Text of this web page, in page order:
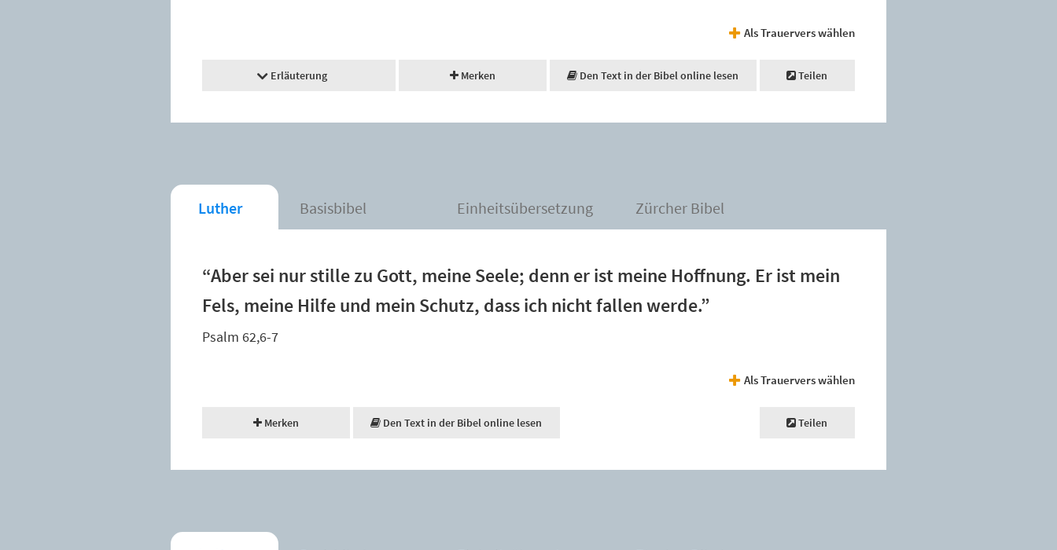
Als Trauervers wählen
Erläuterung Merken Den Text in der Bibel online lesen Teilen
Luther Basisbibel Einheitsübersetzung Zürcher Bibel
“Aber sei nur stille zu Gott, meine Seele; denn er ist meine Hoffnung. Er ist mein
Fels, meine Hilfe und mein Schutz, dass ich nicht fallen werde.”
Psalm 62,6-7
Als Trauervers wählen
Merken Den Text in der Bibel online lesen Teilen